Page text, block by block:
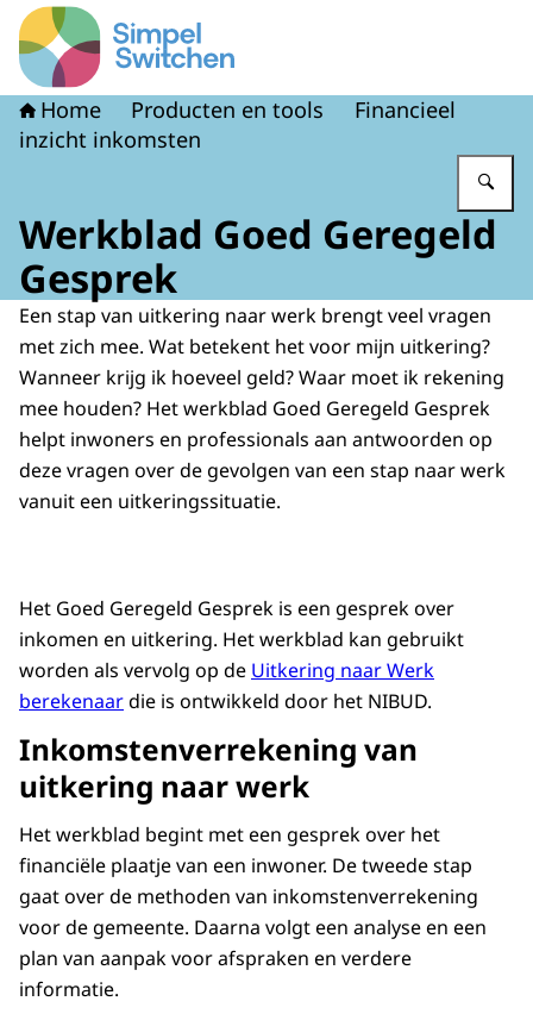
Naar de homepage van Simpel Switchen
Home Producten en tools
Financieel
inzicht inkomsten
Werkblad Goed Geregeld
Gesprek
Een stap van uitkering naar werk brengt veel vragen
met zich mee. Wat betekent het voor mijn uitkering?
Wanneer krijg ik hoeveel geld? Waar moet ik rekening
mee houden? Het werkblad Goed Geregeld Gesprek
helpt inwoners en professionals aan antwoorden op
deze vragen over de gevolgen van een stap naar werk
vanuit een uitkeringssituatie.
Het Goed Geregeld Gesprek is een gesprek over
inkomen en uitkering. Het werkblad kan gebruikt
worden als vervolg op de Uitkering naar Werk
berekenaardie is ontwikkeld door het NIBUD.
Inkomstenverrekening van
uitkering naar werk
Het werkblad begint met een gesprek over het
financiële plaatje van een inwoner. De tweede stap
gaat over de methoden van inkomstenverrekening
voor de gemeente. Daarna volgt een analyse en een
plan van aanpak voor afspraken en verdere
informatie.